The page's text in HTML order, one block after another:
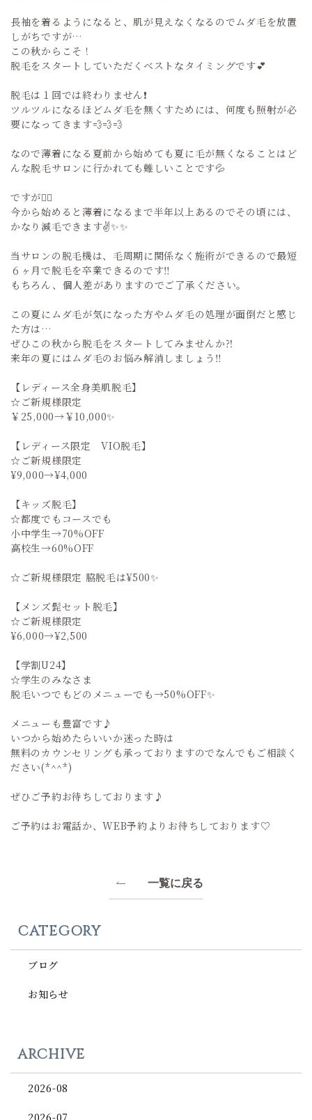
長袖を着るようになると、肌が見えなくなるのでムダ毛を放置
しがちですが…
この秋からこそ！
脱毛をスタートしていただくベストなタイミングです💕
脱毛は１回では終わりません❗️
ツルツルになるほどムダ毛を無くすためには、何度も照射が必
要になってきます💨💨💨
なので薄着になる夏前から始めても夏に毛が無くなることはど
んな脱毛サロンに行かれても難しいことです💦
ですが☝🏻
今から始めると薄着になるまで半年以上あるのでその頃には、
かなり減毛できます✌️✨✨
当サロンの脱毛機は、毛周期に関係なく施術ができるので最短
６ヶ月で脱毛を卒業できるのです‼️
もちろん、個人差がありますのでご了承ください。
この夏にムダ毛が気になった方やムダ毛の処理が面倒だと感じ
た方は…
ぜひこの秋から脱毛をスタートしてみませんか⁈
来年の夏にはムダ毛のお悩み解消しましょう‼️
【レディース全身美肌脱毛】
☆ご新規様限定
￥25,000→￥10,000✨
【レディース限定 VIO脱毛】
☆ご新規様限定
¥9,000→¥4,000
【キッズ脱毛】
☆都度でもコースでも
小中学生→70%OFF
高校生→60%OFF
☆ご新規様限定 脇脱毛は¥500✨
【メンズ髭セット脱毛】
☆ご新規様限定
¥6,000→¥2,500
【学割U24】
☆学生のみなさま
脱毛いつでもどのメニューでも→50%OFF✨
メニューも豊富です♪
いつから始めたらいいか迷った時は
無料のカウンセリングも承っておりますのでなんでもご相談く
ださい(*^^*)
ぜひご予約お待ちしております♪
ご予約はお電話か、WEB予約よりお待ちしております♡
一覧に戻る
CATEGORY
ブログ
お知らせ
ARCHIVE
2026-08
2026-07